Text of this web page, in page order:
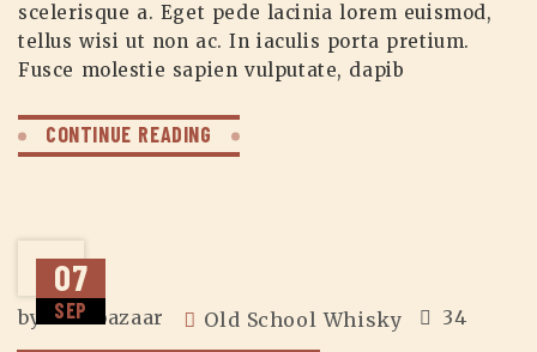
scelerisque a. Eget pede lacinia lorem euismod,
tellus wisi ut non ac. In iaculis porta pretium.
Fusce molestie sapien vulputate, dapib
CONTINUE READING
07
SEP
by zuzubazaar Old School Whisky 34